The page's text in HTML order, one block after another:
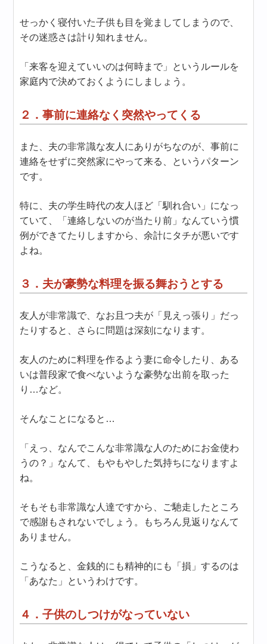
せっかく寝付いた子供も目を覚ましてしまうので、
その迷惑さは計り知れません。
「来客を迎えていいのは何時まで」というルールを
家庭内で決めておくようにしましょう。
２．事前に連絡なく突然やってくる
また、夫の非常識な友人にありがちなのが、事前に
連絡をせずに突然家にやって来る、というパターン
です。
特に、夫の学生時代の友人ほど「馴れ合い」になっ
ていて、「連絡しないのが当たり前」なんていう慣
例ができてたりしますから、余計にタチが悪いです
よね。
３．夫が豪勢な料理を振る舞おうとする
友人が非常識で、なお且つ夫が「見えっ張り」だっ
たりすると、さらに問題は深刻になります。
友人のために料理を作るよう妻に命令したり、ある
いは普段家で食べないような豪勢な出前を取った
り…など。
そんなことになると…
「えっ、なんでこんな非常識な人のためにお金使わ
うの？」なんて、もやもやした気持ちになりますよ
ね。
そもそも非常識な人達ですから、ご馳走したところ
で感謝もされないでしょう。もちろん見返りなんて
ありません。
こうなると、金銭的にも精神的にも「損」するのは
「あなた」というわけです。
４．子供のしつけがなっていない